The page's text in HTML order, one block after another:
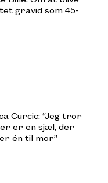
gravid som 45-
Curcic: “Jeg tror
er en sjæl, der
én til mor”